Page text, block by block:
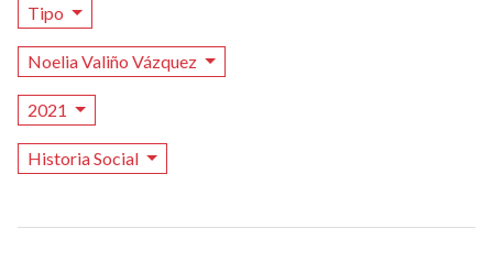
Tipo
Noelia Valiño Vázquez
2021
Historia Social